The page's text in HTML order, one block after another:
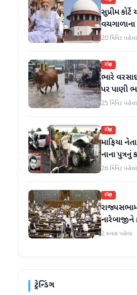
સુપ્રીમ
વચગાળાના
20 મિનિટ પહેલા
રાષ્ટ્રીય
ભારે
પર પાણી
ઘરેથી કામ
25 મિનિટ પહેલા
રાષ્ટ્રીય
માફિયા
નાના પુત્રનું
અથડાતાં
26 મિનિટ પહેલા
રાષ્ટ્રીય
બપોરે 2
2 કલાક પહેલા
ટ્રેન્ડિંગ